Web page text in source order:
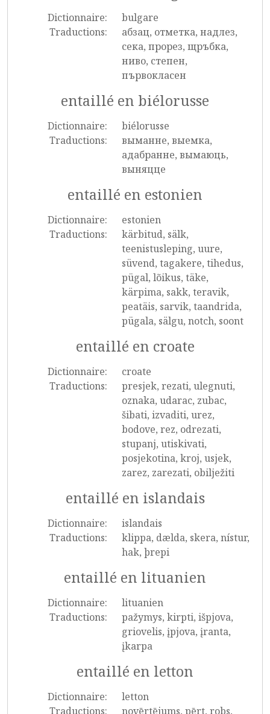
Dictionnaire:
bulgare
Traductions:
абзац, отметка, надлез,
сека, прорез, щръбка,
ниво, степен,
първокласен
entaillé en biélorusse
Dictionnaire:
biélorusse
Traductions:
выманне, выемка,
адабранне, вымаюць,
выняцце
entaillé en estonien
Dictionnaire:
estonien
Traductions:
kärbitud, sälk,
teenistusleping, uure,
süvend, tagakere, tihedus,
pügal, lõikus, täke,
kärpima, sakk, teravik,
peatäis, sarvik, taandrida,
pügala, sälgu, notch, soont
entaillé en croate
Dictionnaire:
croate
Traductions:
presjek, rezati, ulegnuti,
oznaka, udarac, zubac,
šibati, izvaditi, urez,
bodove, rez, odrezati,
stupanj, utiskivati,
posjekotina, kroj, usjek,
zarez, zarezati, obilježiti
entaillé en islandais
Dictionnaire:
islandais
Traductions:
klippa, dælda, skera, nístur,
hak, þrepi
entaillé en lituanien
Dictionnaire:
lituanien
Traductions:
pažymys, kirpti, išpjova,
griovelis, įpjova, įranta,
įkarpa
entaillé en letton
Dictionnaire:
letton
Traductions:
novērtējums, pērt, robs,